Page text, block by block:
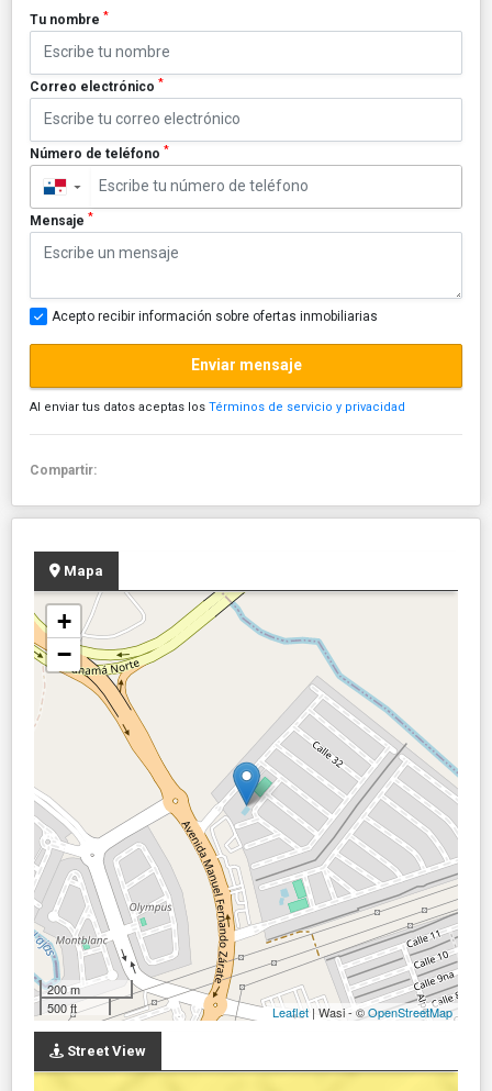
Tu nombre *
Correo electrónico *
Número de teléfono *
▼
Mensaje *
Acepto recibir información sobre ofertas inmobiliarias
Enviar mensaje
Al enviar tus datos aceptas los Términos de servicio y privacidad
Compartir:
Mapa
+
−
200 m
500 ft
Leaflet | Wasi - ©OpenStreetMap
Street View